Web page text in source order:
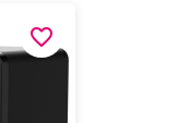
favorite_border